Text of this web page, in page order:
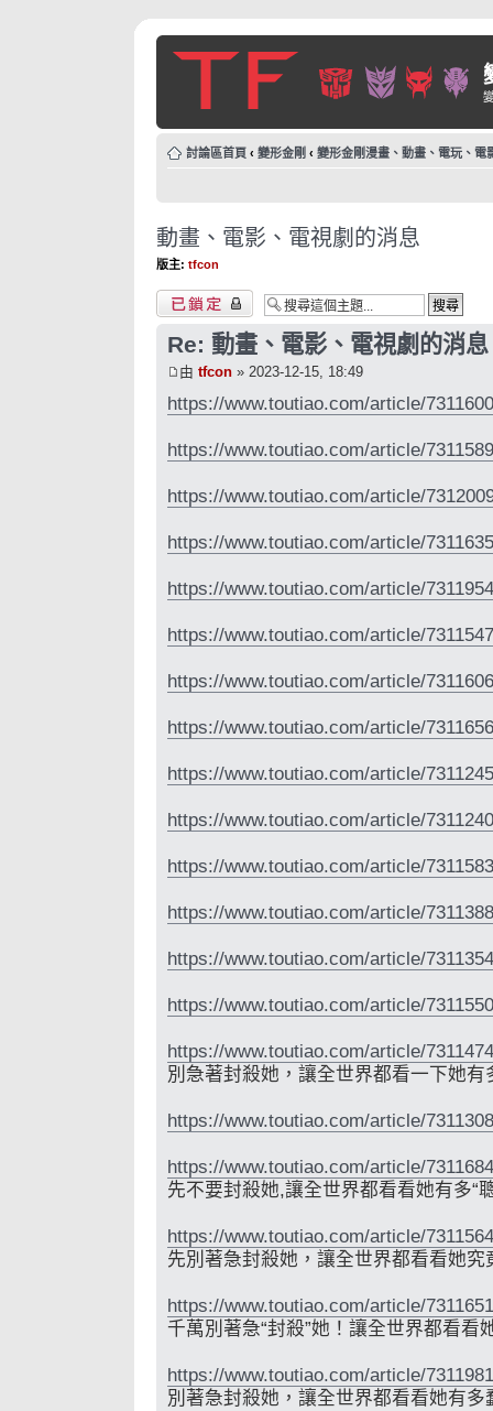
討論區首頁 ‹ 變形金剛 ‹ 變形金剛漫畫、動畫、電玩、電
動畫、電影、電視劇的消息
版主: tfcon
主題已鎖定
Re: 動畫、電影、電視劇的消息
由 tfcon » 2023-12-15, 18:49
https://www.toutiao.com/article/
https://www.toutiao.com/article/
https://www.toutiao.com/article/
https://www.toutiao.com/article/
https://www.toutiao.com/article/
https://www.toutiao.com/article/
https://www.toutiao.com/article/
https://www.toutiao.com/article/
https://www.toutiao.com/article/
https://www.toutiao.com/article/
https://www.toutiao.com/article/
https://www.toutiao.com/article/
https://www.toutiao.com/article/
https://www.toutiao.com/article/
https://www.toutiao.com/article/
別急著封殺她，讓全世界都看一下她有
https://www.toutiao.com/article/
https://www.toutiao.com/article/
先不要封殺她,讓全世界都看看她有多“
https://www.toutiao.com/article/
先別著急封殺她，讓全世界都看看她究
https://www.toutiao.com/article/
千萬別著急“封殺”她！讓全世界都看看
https://www.toutiao.com/article/
別著急封殺她，讓全世界都看看她有